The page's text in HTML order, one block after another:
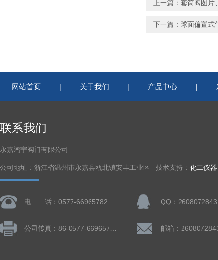
上一篇： 套筒阀图片
下一篇： 球面偏置式
网站首页 | 关于我们 | 产品中心 |
联系我们
永嘉鸿宇阀门有限公司
公司地址：浙江省温州市永嘉县瓯北镇安丰工业区 技术支持： 化工仪
电 话：0577-66965782 QQ：2608072843
邮箱：